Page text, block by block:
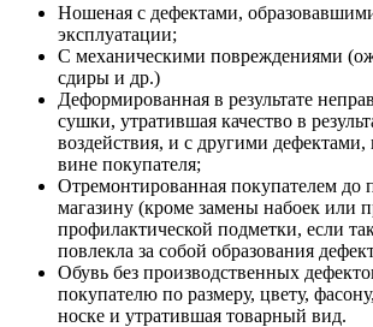
Ношеная с дефектами,
эксплуатации;
С механическими повреждениями
сдиры и др.)
Деформированная в результате
сушки, утратившая качество в
воздействия, и с другими
вине покупателя;
Отремонтированная покупателем до
магазину (кроме замены набоек или
профилактической подметки, если
повлекла за собой образования
Обувь без производственных
покупателю по размеру, цвету,
носке и утратившая товарный вид.